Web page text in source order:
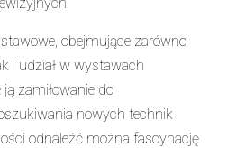
obejmujące zarówno
i udział w wystawach
zamiłowanie do
nowych technik
odnaleźć można fascynację